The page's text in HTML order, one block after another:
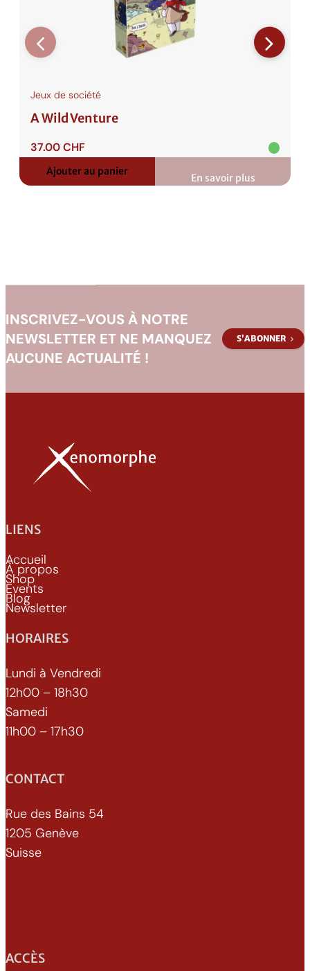
Jeux de société
A Wild Venture
37.00CHF
Ajouter au panier
En savoir plus
:
INSCRIVEZ-VOUS À NOTRE
NEWSLETTER ET NE MANQUEZ
AUCUNE ACTUALITÉ !
S’ABONNER
LIENS
Accueil
À propos
Shop
Events
Blog
Newsletter
HORAIRES
Lundi à Vendredi
12h00 – 18h30
Samedi
11h00 – 17h30
CONTACT
Rue des Bains 54
1205 Genève
Suisse
ACCÈS